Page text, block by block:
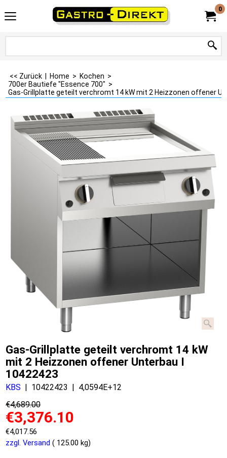
0
<< Zurück Home > Kochen >
700er Bautiefe "Essence 700" >
Gas-Grillplatte geteilt verchromt 14 kW mit 2 Heizzonen offener
Gas-Grillplatte geteilt verchromt 14 kW
mit 2 Heizzonen offener Unterbau I
10422423
KBS 10422423
4,0594E+12
€4,689.00
€3,376.10
€4,017.56
zzgl. Versand
125.00 kg